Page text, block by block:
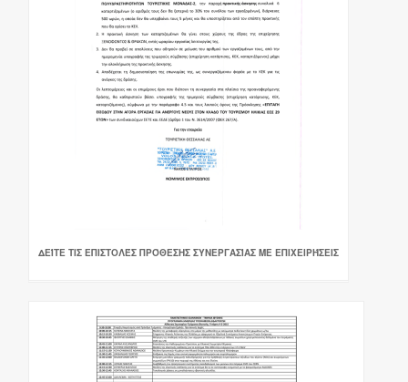
ΔΕΊΤΕ ΤΙΣ ΕΠΙΣΤΟΛΈΣ ΠΡΌΘΕΣΗΣ ΣΥΝΕΡΓΑΣΊΑΣ ΜΕ ΕΠΙΧΕΙΡΉΣΕΙΣ